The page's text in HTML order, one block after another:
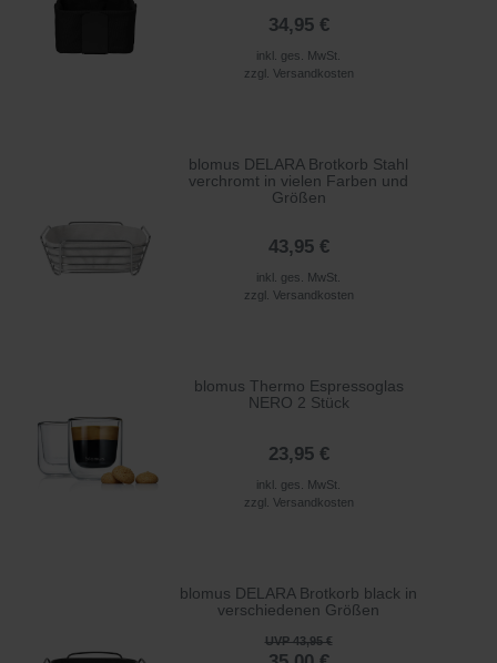
34,95 €
inkl. ges. MwSt.
zzgl. Versandkosten
blomus DELARA Brotkorb Stahl
verchromt in vielen Farben und
Größen
43,95 €
inkl. ges. MwSt.
zzgl. Versandkosten
blomus Thermo Espressoglas
NERO 2 Stück
23,95 €
inkl. ges. MwSt.
zzgl. Versandkosten
blomus DELARA Brotkorb black in
verschiedenen Größen
UVP 43,95 €